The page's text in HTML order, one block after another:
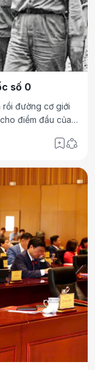
số 0
đường cơ giới
điểm đầu của
km 0 ở Pác Bó,
1941.